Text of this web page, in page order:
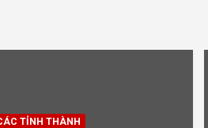
TỈNH THÀNH